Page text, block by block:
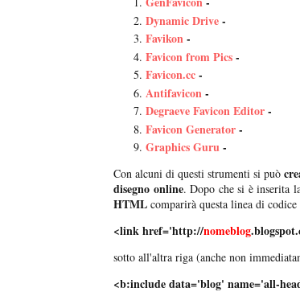
Dynamic Drive-
Favikon-
Favicon from Pics-
Favicon.cc-
Antifavicon-
Degraeve Favicon Editor-
Favicon Generator-
Graphics Guru-
Con alcuni di questi strumenti si può
disegno online. Dopo che si è inserita
HTML comparirà questa linea di codice
<link href='http://nomeblog
sotto all'altra riga (anche non
<b:include data='blog' name='all-